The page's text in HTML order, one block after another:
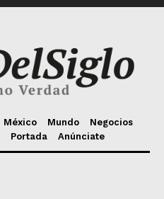
México Mundo
Negocios
Portada Anúnciate